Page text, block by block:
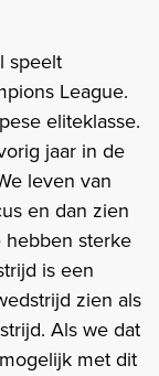
speelt
League.
eliteklasse.
jaar in de
leven van
en dan zien
hebben sterke
is een
zien als
Als we dat
met dit